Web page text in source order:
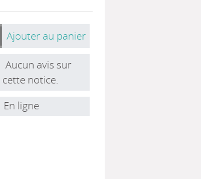
Ajouter au panier
Aucun avis sur
cette notice.
En ligne